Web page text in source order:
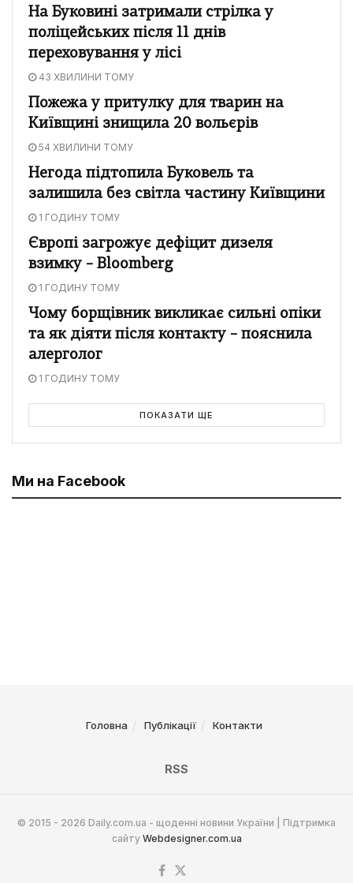
На Буковині затримали стрілка у
поліцейських після 11 днів
переховування у лісі
43 ХВИЛИНИ ТОМУ
Пожежа у притулку для тварин на
Київщині знищила 20 вольєрів
54 ХВИЛИНИ ТОМУ
Негода підтопила Буковель та
залишила без світла частину Київщини
1 ГОДИНУ ТОМУ
Європі загрожує дефіцит дизеля
взимку – Bloomberg
1 ГОДИНУ ТОМУ
Чому борщівник викликає сильні опіки
та як діяти після контакту – пояснила
алерголог
1 ГОДИНУ ТОМУ
ПОКАЗАТИ ЩЕ
Ми на Facebook
Головна Публікації Контакти
RSS
© 2015 - 2026 Daily.com.ua - щоденні новини України | Підтримка
сайту Webdesigner.com.ua